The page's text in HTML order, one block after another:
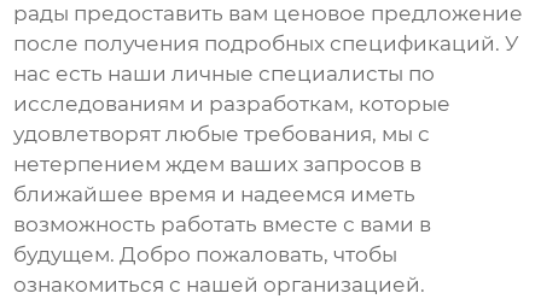
рады предоставить вам ценовое предложение
после получения подробных спецификаций. У
нас есть наши личные специалисты по
исследованиям и разработкам, которые
удовлетворят любые требования, мы с
нетерпением ждем ваших запросов в
ближайшее время и надеемся иметь
возможность работать вместе с вами в
будущем. Добро пожаловать, чтобы
ознакомиться с нашей организацией.